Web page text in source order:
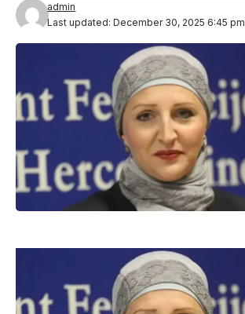
Last updated: December 30, 2025 6:45 pm
admin